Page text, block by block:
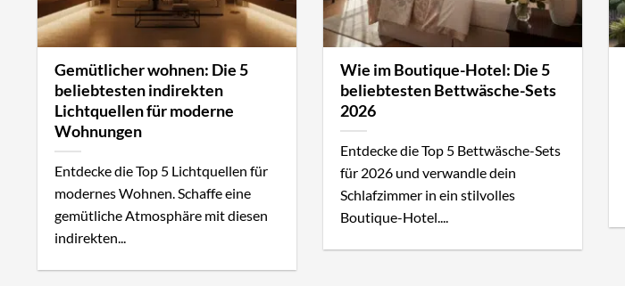
Gemütlicher wohnen: Die 5
beliebtesten indirekten
Lichtquellen für moderne
Wohnungen
Entdecke die Top 5 Lichtquellen für
modernes Wohnen. Schaffe eine
gemütliche Atmosphäre mit diesen
indirekten...
Wie im Boutique-Hotel: Die 5
beliebtesten Bettwäsche-Sets
2026
Entdecke die Top 5 Bettwäsche-Sets
für 2026 und verwandle dein
Schlafzimmer in ein stilvolles
Boutique-Hotel....